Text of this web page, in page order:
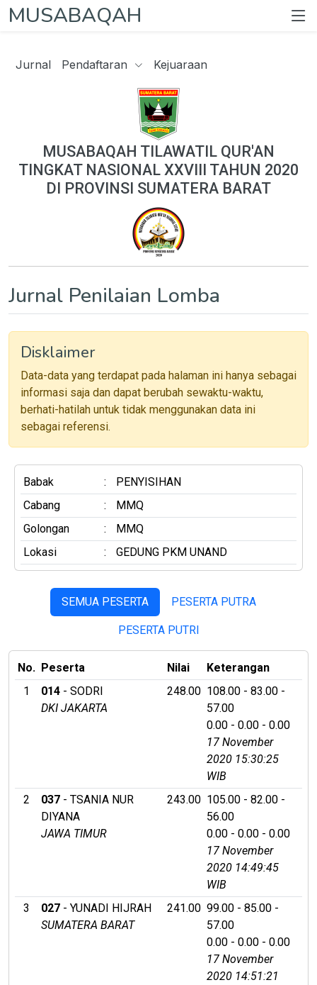
MUSABAQAH
Jurnal Pendaftaran Kejuaraan
MUSABAQAH TILAWATIL QUR'AN
TINGKAT NASIONAL XXVIII TAHUN 2020
DI PROVINSI SUMATERA BARAT
Jurnal Penilaian Lomba
Disklaimer
Data-data yang terdapat pada halaman ini hanya sebagai
informasi saja dan dapat berubah sewaktu-waktu,
berhati-hatilah untuk tidak menggunakan data ini
sebagai referensi.
Babak :
PENYISIHAN
Cabang
:
MMQ
Golongan
:
MMQ
Lokasi
: GEDUNG PKM UNAND
SEMUA PESERTA PESERTA PUTRA
PESERTA PUTRI
No. Peserta Nilai
Keterangan
1
014 - SODRI
DKI JAKARTA
248.00 108.00 - 83.00 -
57.00
0.00 - 0.00 - 0.00
17 November
2020 15:30:25
WIB
2
037 - TSANIA NUR
DIYANA
JAWA TIMUR
243.00 105.00 - 82.00 -
56.00
0.00 - 0.00 - 0.00
17 November
2020 14:49:45
WIB
3
027 - YUNADI HIJRAH
SUMATERA BARAT
241.00 99.00 - 85.00 -
57.00
0.00 - 0.00 - 0.00
17 November
2020 14:51:21